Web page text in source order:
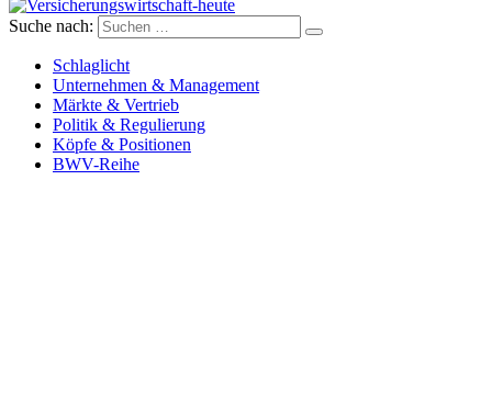
Versicherungswirtschaft-heute
Suche nach:
Schlaglicht
Unternehmen & Management
Märkte & Vertrieb
Politik & Regulierung
Köpfe & Positionen
BWV-Reihe